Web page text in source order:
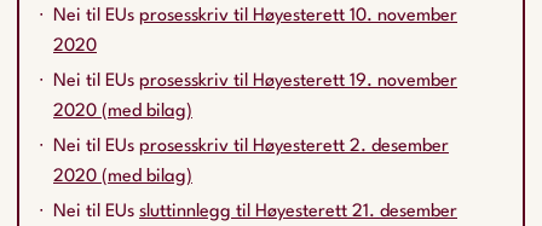
Nei til EUs prosesskriv til Høyesterett 10. november
2020
Nei til EUs prosesskriv til Høyesterett 19. november
2020 (med bilag)
Nei til EUs prosesskriv til Høyesterett 2. desember
2020 (med bilag)
Nei til EUs sluttinnlegg til Høyesterett 21. desember